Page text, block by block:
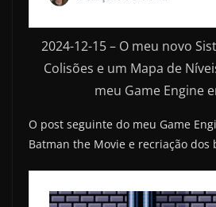
2024-12-15 – O meu novo
Colisões e um Mapa de
meu Game Engine
O post seguinte do meu Game
Batman the Movie e recriação dos